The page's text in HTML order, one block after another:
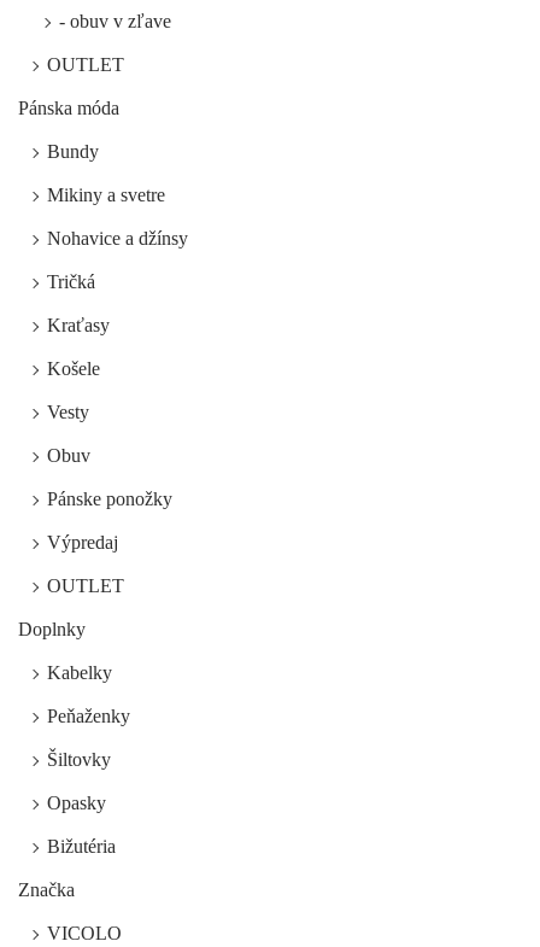
- obuv v zľave
OUTLET
Pánska móda
Bundy
Mikiny a svetre
Nohavice a džínsy
Tričká
Kraťasy
Košele
Vesty
Obuv
Pánske ponožky
Výpredaj
OUTLET
Doplnky
Kabelky
Peňaženky
Šiltovky
Opasky
Bižutéria
Značka
VICOLO